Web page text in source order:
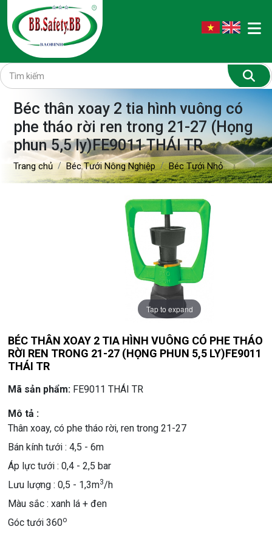
Béc thân xoay 2 tia hình vuông có
phe tháo rời ren trong 21-27 (Họng
phun 5,5 ly)FE9011 THÁI TR
Trang chủ Béc Tưới Nông Nghiệp Béc Tưới Nhỏ
Tap to expand
BÉC THÂN XOAY 2 TIA HÌNH VUÔNG CÓ PHE THÁO
RỜI REN TRONG 21-27 (HỌNG PHUN 5,5 LY)FE9011
THÁI TR
Mã sản phẩm: FE9011 THÁI TR
Mô tả :
Thân xoay, có phe tháo rời, ren trong 21-27
Bán kính tưới : 4,5 - 6m
Áp lực tưới : 0,4 - 2,5 bar
Lưu lượng : 0,5 - 1,3m3/h
Màu sắc : xanh lá + đen
Góc tưới 360o